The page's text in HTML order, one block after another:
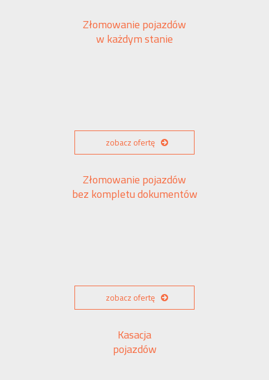
Złomowanie pojazdów
w każdym stanie
zobacz ofertę
Złomowanie pojazdów
bez kompletu dokumentów
zobacz ofertę
Kasacja
pojazdów